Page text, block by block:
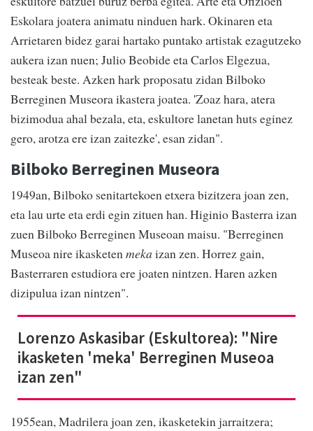
Eskolara joatera animatu ninduen hark. Okinaren eta
Arrietaren bidez garai hartako puntako artistak ezagutzeko
aukera izan nuen; Julio Beobide eta Carlos Elgezua,
besteak beste. Azken hark proposatu zidan Bilboko
Berreginen Museora ikastera joatea. 'Zoaz hara, atera
bizimodua ahal bezala, eta, eskultore lanetan huts eginez
gero, arotza ere izan zaitezke', esan zidan".
Bilboko Berreginen Museora
1949an, Bilboko senitartekoen etxera bizitzera joan zen,
eta lau urte eta erdi egin zituen han. Higinio Basterra izan
zuen Bilboko Berreginen Museoan maisu. "Berreginen
Museoa nire ikasketenmeka izan zen. Horrez gain,
Basterraren estudiora ere joaten nintzen. Haren azken
dizipulua izan nintzen".
Lorenzo Askasibar (Eskultorea): "Nire
ikasketen 'meka' Berreginen Museoa
izan zen"
1955ean, Madrilera joan zen, ikasketekin jarraitzera;